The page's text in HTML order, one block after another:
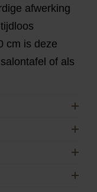
afwerking
cm is deze
of als